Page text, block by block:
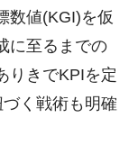
数値(KGI)を仮
に至るまでの
りきでKPIを定
く戦術も明確